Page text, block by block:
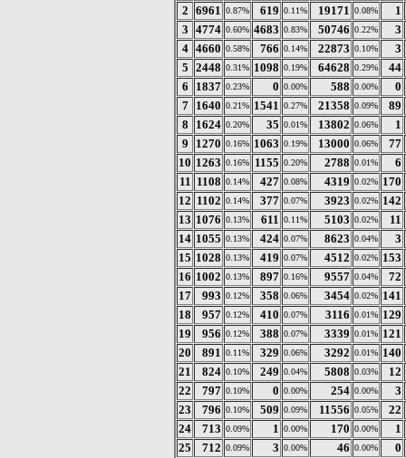
2 6961 0.87% 619 0.11% 19171 0.08%
1
3 4774 0.60% 4683 0.83% 50746 0.22%
3
4 4660 0.58% 766 0.14% 22873 0.10%
3
5 2448 0.31% 1098 0.19% 64628 0.29%
44
6
1837 0.23% 0 0.00% 588 0.00%
0
7
1640 0.21% 1541 0.27% 21358 0.09%
89
8
1624 0.20% 35 0.01% 13802 0.06%
1
9
1270 0.16% 1063 0.19% 13000 0.06%
77
10 1263 0.16% 1155 0.20% 2788 0.01%
6
11 1108 0.14% 427 0.08% 4319 0.02% 170
12 1102 0.14% 377 0.07% 3923 0.02% 142
13 1076 0.13% 611 0.11% 5103 0.02%
11
14 1055 0.13% 424 0.07% 8623 0.04%
3
15 1028 0.13% 419 0.07% 4512 0.02% 153
16 1002 0.13% 897 0.16% 9557 0.04%
72
17
993 0.12% 358 0.06% 3454 0.02% 141
18
957 0.12% 410 0.07% 3116 0.01% 129
19
956 0.12% 388 0.07% 3339 0.01% 121
20
891 0.11% 329 0.06% 3292 0.01% 140
21
824 0.10% 249 0.04% 5808 0.03%
12
22
797 0.10% 0 0.00% 254 0.00%
3
23
796 0.10% 509 0.09% 11556 0.05%
22
24
713 0.09% 1 0.00% 170 0.00%
1
25
712 0.09% 3 0.00% 46 0.00%
0